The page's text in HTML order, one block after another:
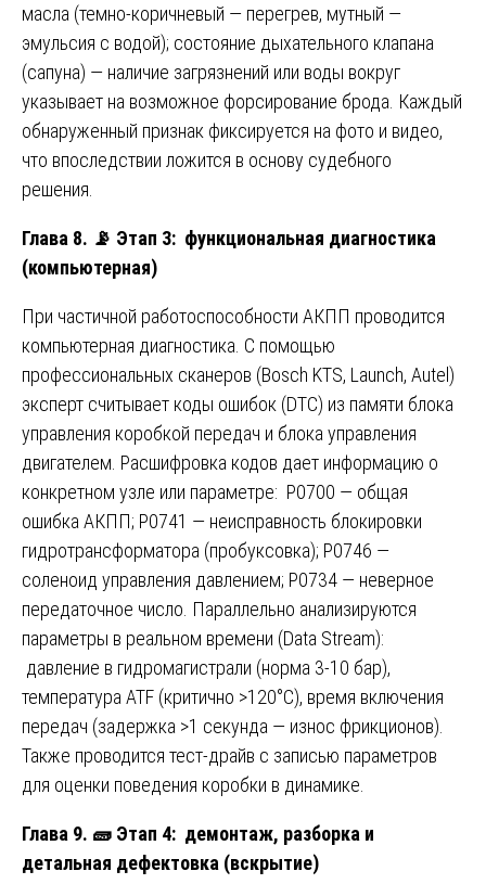
масла (темно-коричневый — перегрев, мутный —
эмульсия с водой); состояние дыхательного клапана
(сапуна) — наличие загрязнений или воды вокруг
указывает на возможное форсирование брода. Каждый
обнаруженный признак фиксируется на фото и видео,
что впоследствии ложится в основу судебного
решения.
Глава 8. 📡 Этап 3: функциональная диагностика
(компьютерная)
При частичной работоспособности АКПП проводится
компьютерная диагностика. С помощью
профессиональных сканеров (Bosch KTS, Launch, Autel)
эксперт считывает коды ошибок (DTC) из памяти блока
управления коробкой передач и блока управления
двигателем. Расшифровка кодов дает информацию о
конкретном узле или параметре: P0700 — общая
ошибка АКПП; P0741 — неисправность блокировки
гидротрансформатора (пробуксовка); P0746 —
соленоид управления давлением; P0734 — неверное
передаточное число. Параллельно анализируются
параметры в реальном времени (Data Stream):
давление в гидромагистрали (норма 3-10 бар),
температура ATF (критично >120°C), время включения
передач (задержка >1 секунда — износ фрикционов).
Также проводится тест-драйв с записью параметров
для оценки поведения коробки в динамике.
Глава 9. 🧱 Этап 4: демонтаж, разборка и
детальная дефектовка (вскрытие)